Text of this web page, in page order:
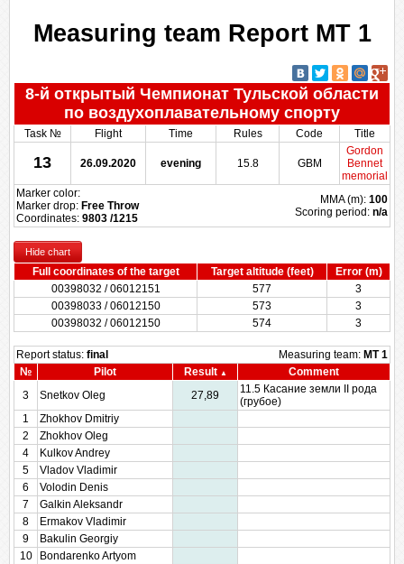
Measuring team Report MT 1
8-й открытый Чемпионат Тульской области
по воздухоплавательному спорту
Task № Flight Time Rules Code Title
13 26.09.2020 evening 15.8 GBM
Gordon
Bennet
memorial
Marker color:
Marker drop: Free Throw
Coordinates: 9803 /1215
MMA (m): 100
Scoring period: n/a
Hide chart
Full coordinates of the target Target altitude (feet)
Error (m)
00398032 / 06012151
577
3
00398033 / 06012150
573
3
00398032 / 06012150
574 3
Report status: final Measuring team: MT 1
№
Pilot Result
Comment
3
Snetkov Oleg 27,89
11.5 Касание земли II рода
(грубое)
1
Zhokhov Dmitriy
2
Zhokhov Oleg
4
Kulkov Andrey
5
Vladov Vladimir
6
Volodin Denis
7
Galkin Aleksandr
8
Ermakov Vladimir
9
Bakulin Georgiy
10
Bondarenko Artyom